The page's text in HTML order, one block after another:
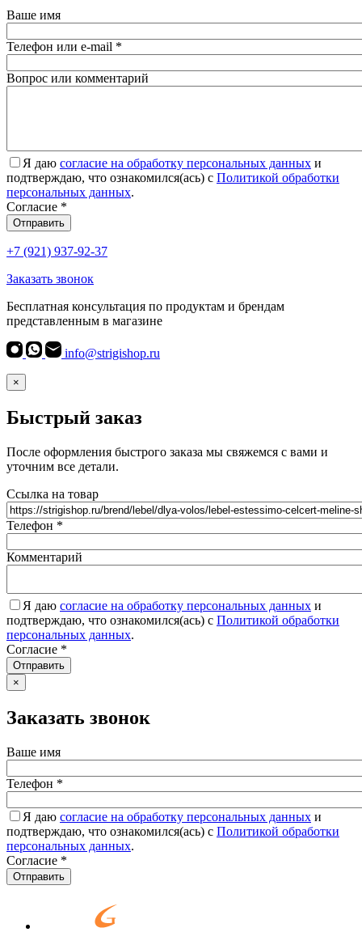
Ваше имя
Телефон или e-mail *
Вопрос или комментарий
Я даю согласие на обработку персональных данных и
подтверждаю, что ознакомился(ась) с Политикой обработки
персональных данных.
Согласие *
Отправить
+7 (921) 937-92-37
Заказать звонок
Бесплатная консультация по продуктам и брендам
представленным в магазине
info@strigishop.ru
×
Быстрый заказ
После оформления быстрого заказа мы свяжемся с вами и
уточним все детали.
Ссылка на товар
Телефон *
Комментарий
Я даю согласие на обработку персональных данных и
подтверждаю, что ознакомился(ась) с Политикой обработки
персональных данных.
Согласие *
Отправить
×
Заказать звонок
Ваше имя
Телефон *
Я даю согласие на обработку персональных данных и
подтверждаю, что ознакомился(ась) с Политикой обработки
персональных данных.
Согласие *
Отправить